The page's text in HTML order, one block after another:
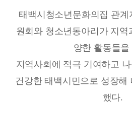
태백시청소년문화의집 관계
원회와 청소년동아리가 지
양한 활동들을
지역사회에 적극 기여하고
건강한 태백시민으로 성장해
했다.